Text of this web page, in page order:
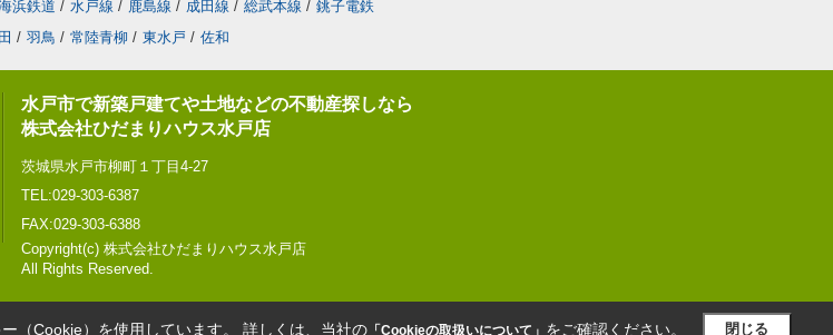
浜鉄道 / 水戸線 / 鹿島線 / 成田線 / 総武本線 / 銚子電鉄
/ 羽鳥 / 常陸青柳 / 東水戸 / 佐和
水戸市で新築戸建てや土地などの不動産探しなら
株式会社ひだまりハウス水戸店
茨城県水戸市柳町１丁目4-27
TEL:029-303-6387
FAX:029-303-6388
Copyright(c) 株式会社ひだまりハウス水戸店
All Rights Reserved.
（Cookie）を使用しています。 詳しくは、当社の「Cookieの取扱いについて」 をご確認ください。 閉じる